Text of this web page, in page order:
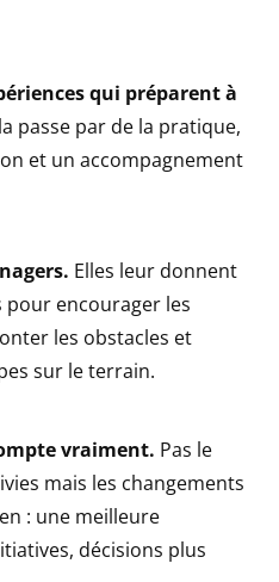
qui préparent à
passe par de la pratique,
et un accompagnement
Elles leur donnent
pour encourager les
les obstacles et
sur le terrain.
vraiment. Pas le
mais les changements
: une meilleure
décisions plus